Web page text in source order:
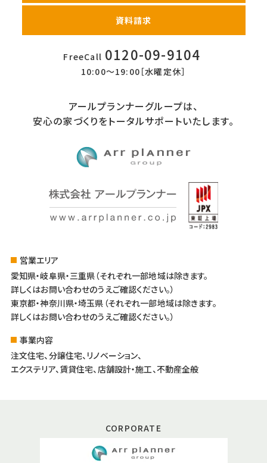
資料請求
FreeCall 0120-09-9104
10:00〜19:00［水曜定休］
アールプランナーグループは、
安心の家づくりをトータルサポートいたします。
営業エリア
愛知県・岐阜県・三重県（それぞれ一部地域は除きます。
詳しくはお問い合わせのうえご確認ください。）
東京都・神奈川県・埼玉県（それぞれ一部地域は除きます。
詳しくはお問い合わせのうえご確認ください。）
事業内容
注文住宅、分譲住宅、リノベーション、
エクステリア、賃貸住宅、店舗設計・施工、不動産全般
CORPORATE